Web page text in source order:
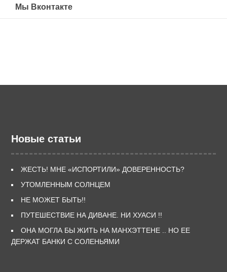
Мы Вконтакте
Новые статьи
ЖЕСТЬ! МНЕ «ИСПОРТИЛИ» ДОВЕРЕННОСТЬ?
УТОМЛЕННЫМ СОЛНЦЕМ
НЕ МОЖЕТ БЫТЬ!!
ПУТЕШЕСТВИЕ НА ДИВАНЕ. НИ ХУАСИ !!
ОНА МОГЛА БЫ ЖИТЬ НА МАНХЭТТЕНЕ .. НО ЕЕ
ДЕРЖАТ БАНКИ С СОЛЕНЬЯМИ